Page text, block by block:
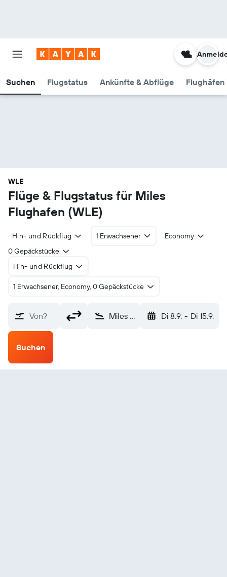
Suchen Flugstatus Ankünfte & Abflüge Flughäfen
WLE
Flüge & Flugstatus für Miles
Flughafen (WLE)
Hin- und Rückflug 1 Erwachsener
Economy
0 Gepäckstücke
Hin- und Rückflug
1 Erwachsener, Economy, 0 Gepäckstücke
Von? Miles (WLE) Di 8.9. - Di 15.9.
Suchen